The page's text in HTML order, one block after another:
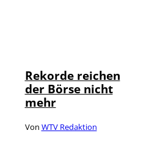
Rekorde reichen
der Börse nicht
mehr
Von WTV Redaktion